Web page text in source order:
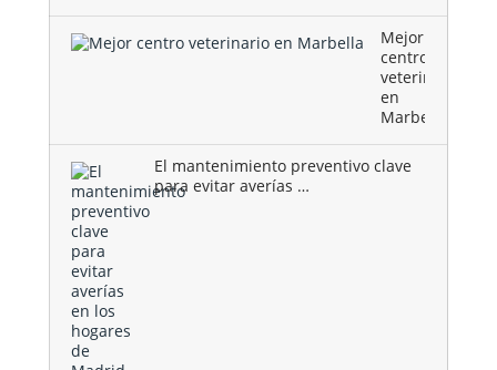
Mejor
centro
veterinario
en
Marbella
El mantenimiento preventivo clave
para evitar averías …